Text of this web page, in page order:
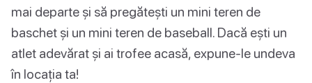
mai departe și să pregătești un mini teren de
baschet și un mini teren de baseball. Dacă ești un
atlet adevărat și ai trofee acasă, expune-le undeva
în locația ta!